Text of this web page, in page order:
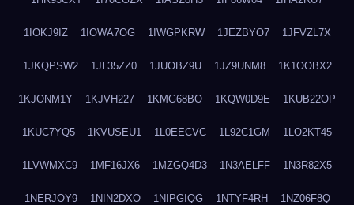
1IOKJ9IZ 1IOWA7OG 1IWGPKRW 1JEZBYO7 1JFVZL7X
1JKQPSW2 1JL35ZZ0 1JUOBZ9U 1JZ9UNM8 1K1OOBX2
1KJONM1Y 1KJVH227 1KMG68BO 1KQW0D9E 1KUB22OP
1KUC7YQ5 1KVUSEU1 1L0EECVC 1L92C1GM 1LO2KT45
1LVWMXC9 1MF16JX6 1MZGQ4D3 1N3AELFF 1N3R82X5
1NERJOY9 1NIN2DXO 1NIPGIQG 1NTYF4RH 1NZ06F8Q